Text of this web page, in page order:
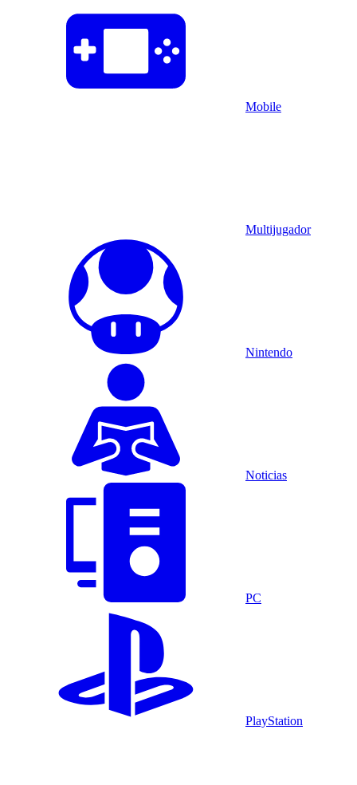
Mobile
Multijugador
Nintendo
Noticias
PC
PlayStation